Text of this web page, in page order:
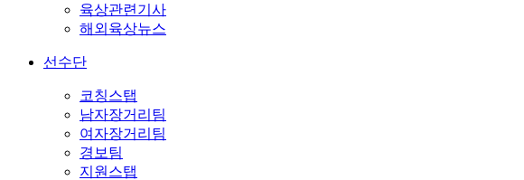
육상관련기사
해외육상뉴스
선수단
코칭스탭
남자장거리팀
여자장거리팀
경보팀
지원스탭